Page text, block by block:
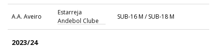
A.A. Aveiro
Estarreja
Andebol Clube
SUB-16 M / SUB-18 M
2023/24